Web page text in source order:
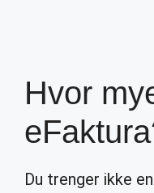
Hvor
Du trenger ikke